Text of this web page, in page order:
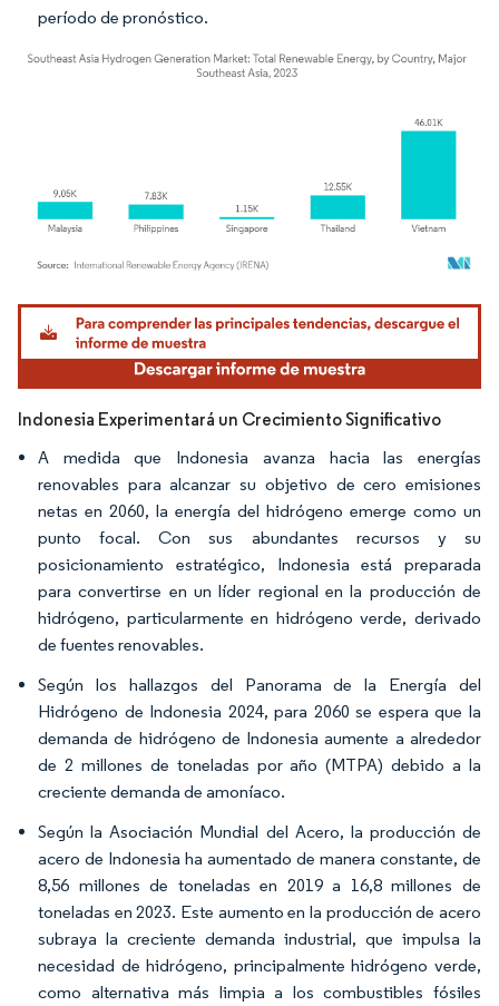
período de pronóstico.
Imagen © Mordor Intelligence. El uso requiere atribución según CC BY 4.0.
Indonesia Experimentará un Crecimiento Significativo
A medida que Indonesia avanza hacia las energías
renovables para alcanzar su objetivo de cero emisiones
netas en 2060, la energía del hidrógeno emerge como un
punto focal. Con sus abundantes recursos y su
posicionamiento estratégico, Indonesia está preparada
para convertirse en un líder regional en la producción de
hidrógeno, particularmente en hidrógeno verde, derivado
de fuentes renovables.
Según los hallazgos del Panorama de la Energía del
Hidrógeno de Indonesia 2024, para 2060 se espera que la
demanda de hidrógeno de Indonesia aumente a alrededor
de 2 millones de toneladas por año (MTPA) debido a la
creciente demanda de amoníaco.
Según la Asociación Mundial del Acero, la producción de
acero de Indonesia ha aumentado de manera constante, de
8,56 millones de toneladas en 2019 a 16,8 millones de
toneladas en 2023. Este aumento en la producción de acero
subraya la creciente demanda industrial, que impulsa la
necesidad de hidrógeno, principalmente hidrógeno verde,
como alternativa más limpia a los combustibles fósiles